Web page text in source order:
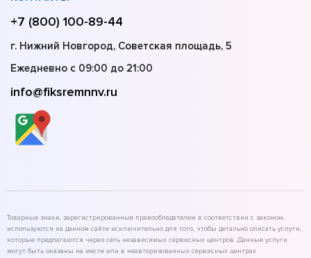
+7 (800) 100-89-44
г. Нижний Новгород, Советская площадь, 5
Ежедневно с 09:00 до 21:00
info@fiksremnnv.ru
Товарные знаки, зарегистрированные правообладателем в соответствии с законом,
используются на данном сайте исключительно для того, чтобы детально описать услуги,
которые предлагаются через сеть независимых сервисных центров. Данные услуги
могут быть оказаны на месте или в неавторизованных сервисных центрах